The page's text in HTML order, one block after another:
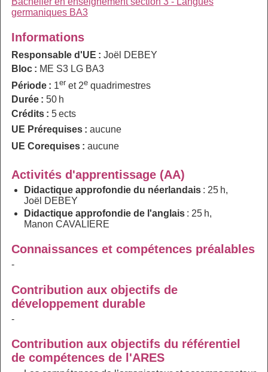
germaniques BA3
Informations
Responsable d'UE : Joël DEBEY
Bloc : ME S3 LG BA3
Période : 1er et 2equadrimestres
Durée : 50 h
Crédits : 5 ects
UE Prérequises : aucune
UE Corequises : aucune
Activités d'apprentissage (AA)
Didactique approfondie du néerlandais : 25 h,
Joël DEBEY
Didactique approfondie de l'anglais : 25 h,
Manon CAVALIERE
Connaissances et compétences préalables
-
Contribution aux objectifs de
développement durable
-
Contribution aux objectifs du référentiel
de compétences de l'ARES